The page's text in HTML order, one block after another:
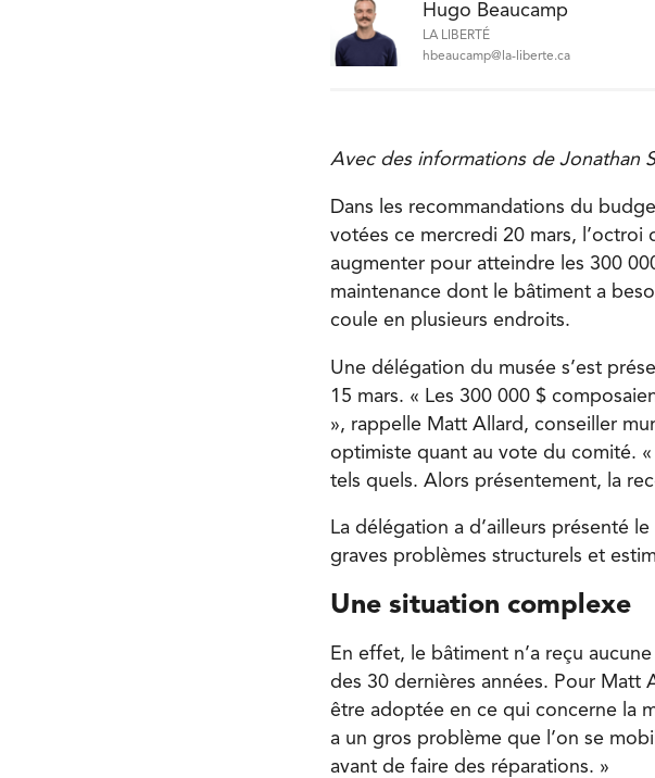
Hugo Beaucamp
LA LIBERTÉ
hbeaucamp@la-liberte.ca
Avec des informations de Jonathan
Dans les recommandations du
votées ce mercredi 20 mars, l’octroi
augmenter pour atteindre les 300
maintenance dont le bâtiment a
coule en plusieurs endroits.
Une délégation du musée s’est
15 mars. « Les 300 000 $
», rappelle Matt Allard, conseiller
optimiste quant au vote du comité. «
tels quels. Alors présentement, la
La délégation a d’ailleurs présenté
graves problèmes structurels et
Une situation complexe
En effet, le bâtiment n’a reçu
des 30 dernières années. Pour
être adoptée en ce qui concerne la
a un gros problème que l’on se
avant de faire des réparations. »